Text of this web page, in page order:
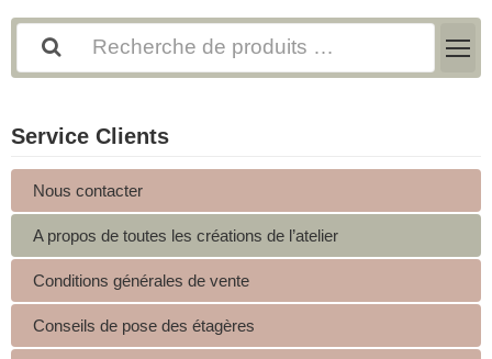
Service Clients
Nous contacter
A propos de toutes les créations de l’atelier
Conditions générales de vente
Conseils de pose des étagères